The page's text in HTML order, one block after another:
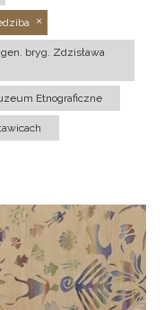
bryg. Zdzisława
Etnograficzne